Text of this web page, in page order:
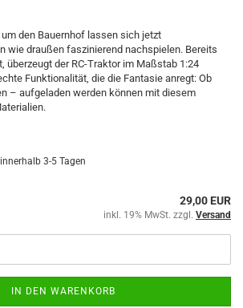
den Bauernhof lassen sich jetzt
wie draußen faszinierend nachspielen. Bereits
überzeugt der RC-Traktor im Maßstab 1:24
Funktionalität, die die Fantasie anregt: Ob
– aufgeladen werden können mit diesem
3-5 Tagen
29,00 EUR
inkl. 19% MwSt. zzgl. Versand
IN DEN WARENKORB